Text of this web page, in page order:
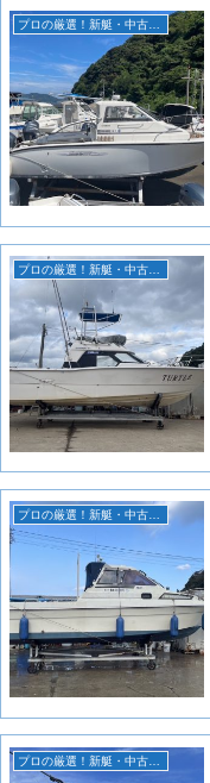
プロの厳選！新艇・中古艇情報！
プロの厳選！新艇・中古艇情報！
プロの厳選！新艇・中古艇情報！
プロの厳選！新艇・中古艇情報！